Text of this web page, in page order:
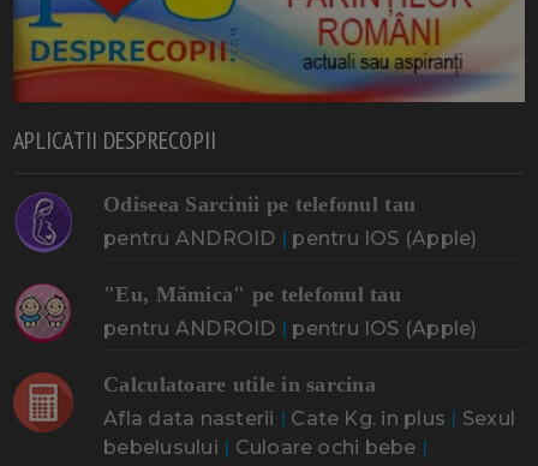
APLICATII DESPRECOPII
Odiseea Sarcinii pe telefonul tau
pentru ANDROID | pentru IOS (Apple)
"Eu, Mămica" pe telefonul tau
pentru ANDROID | pentru IOS (Apple)
Calculatoare utile in sarcina
Afla data nasterii | Cate Kg. in plus | Sexul
bebelusului | Culoare ochi bebe |